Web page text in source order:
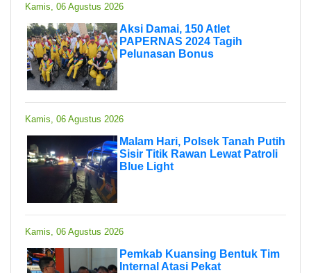
Kamis, 06 Agustus 2026
Aksi Damai, 150 Atlet
PAPERNAS 2024 Tagih
Pelunasan Bonus
Kamis, 06 Agustus 2026
Malam Hari, Polsek Tanah Putih
Sisir Titik Rawan Lewat Patroli
Blue Light
Kamis, 06 Agustus 2026
Pemkab Kuansing Bentuk Tim
Internal Atasi Pekat